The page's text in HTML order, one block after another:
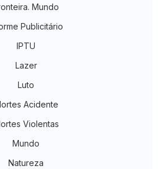
Mundo
Publicitário
IPTU
Lazer
Luto
Acidente
Violentas
Mundo
Natureza